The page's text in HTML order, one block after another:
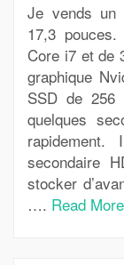
Je vends un
17,3
Core i7 et de
graphique
SSD de 256
quelques
secondaire
stocker
…. Read More